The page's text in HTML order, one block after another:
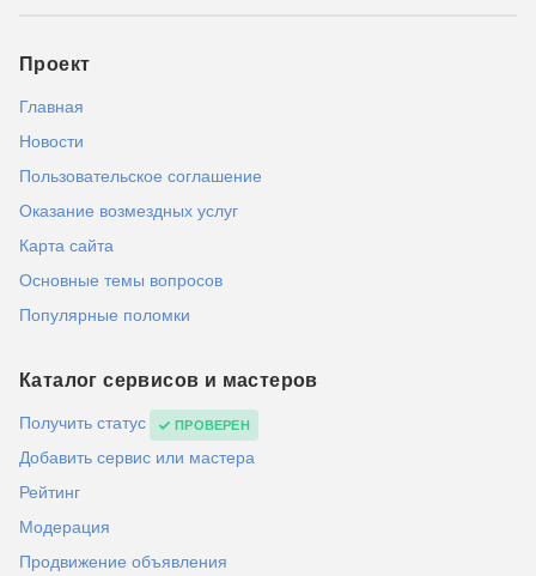
Проект
Главная
Новости
Пользовательское соглашение
Оказание возмездных услуг
Карта сайта
Основные темы вопросов
Популярные поломки
Каталог сервисов и мастеров
Получить статус ПРОВЕРЕН
Добавить сервис или мастера
Рейтинг
Модерация
Продвижение объявления